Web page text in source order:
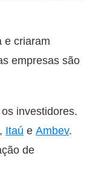
e criaram
empresas são
investidores.
, Itaú e Ambev.
de